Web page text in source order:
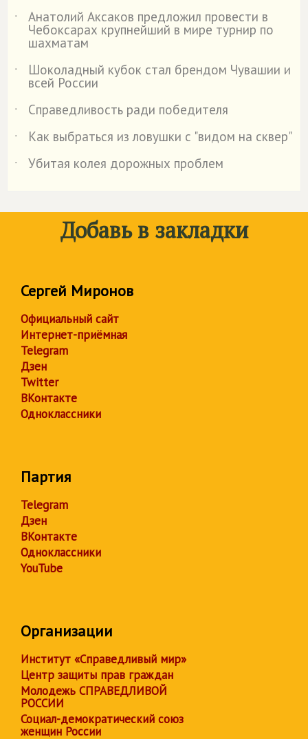
˙ Анатолий Аксаков предложил провести в
Чебоксарах крупнейший в мире турнир по
шахматам
˙
Шоколадный кубок стал брендом Чувашии и
всей России
˙
Справедливость ради победителя
˙
Как выбраться из ловушки с "видом на сквер"
˙
Убитая колея дорожных проблем
Добавь в закладки
Сергей Миронов
Официальный сайт
Интернет-приёмная
Telegram
Дзен
Twitter
ВКонтакте
Одноклассники
Партия
Telegram
Дзен
ВКонтакте
Одноклассники
YouTube
Организации
Институт «Справедливый мир»
Центр защиты прав граждан
Молодежь СПРАВЕДЛИВОЙ
РОССИИ
Социал-демократический союз
женщин России